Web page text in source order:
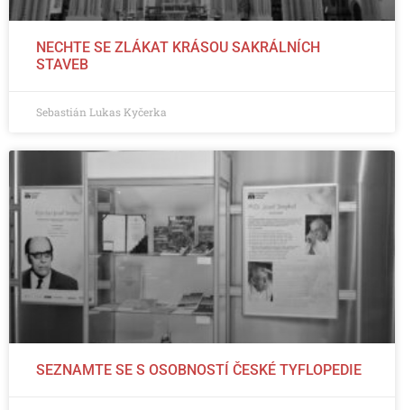
NECHTE SE ZLÁKAT KRÁSOU SAKRÁLNÍCH
STAVEB
Sebastián Lukas Kyčerka
SEZNAMTE SE S OSOBNOSTÍ ČESKÉ TYFLOPEDIE